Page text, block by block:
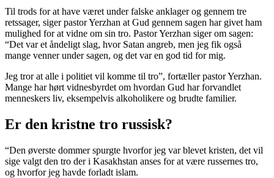
Til trods for at have været under falske anklager og gennem tre
retssager, siger pastor Yerzhan at Gud gennem sagen har givet ham
mulighed for at vidne om sin tro. Pastor Yerzhan siger om sagen:
“Det var et åndeligt slag, hvor Satan angreb, men jeg fik også
mange venner under sagen, og det var en god tid for mig.
Jeg tror at alle i politiet vil komme til tro”, fortæller pastor Yerzhan.
Mange har hørt vidnesbyrdet om hvordan Gud har forvandlet
menneskers liv, eksempelvis alkoholikere og brudte familier.
Er den kristne tro russisk?
“Den øverste dommer spurgte hvorfor jeg var blevet kristen, det vil
sige valgt den tro der i Kasakhstan anses for at være russernes tro,
og hvorfor jeg havde forladt islam.